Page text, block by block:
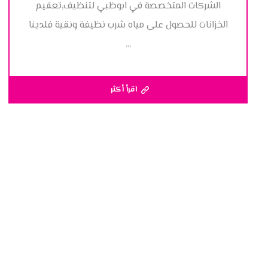
الشركات المتخصصة في ابوظبي لتنظيف,تعقيم
الخزانات للحصول على مياه شرب نظيفة ونقية فلدينا
...
اقرأ أكثر